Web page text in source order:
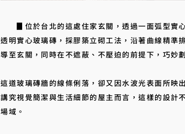
▊位於台北的這處住家玄關，透過一面弧型實心
透明實心玻璃磚，採膠築立砌工法，沿著曲線精準
導至玄關，同時在不遮蔽、不壓迫的前提下，巧妙
這道玻璃磚牆的線條俐落，卻又因水波光表面所映
講究視覺簡潔與生活細節的屋主而言，這樣的設計
場域。